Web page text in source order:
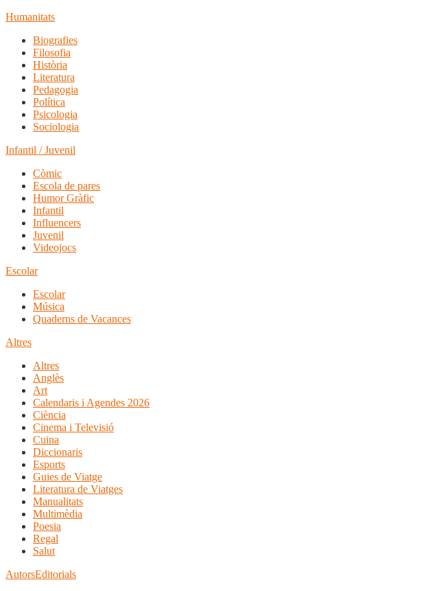
Humanitats
Biografies
Filosofia
Història
Literatura
Pedagogia
Política
Psicologia
Sociologia
Infantil / Juvenil
Còmic
Escola de pares
Humor Gràfic
Infantil
Influencers
Juvenil
Videojocs
Escolar
Escolar
Música
Quaderns de Vacances
Altres
Altres
Anglès
Art
Calendaris i Agendes 2026
Ciència
Cinema i Televisió
Cuina
Diccionaris
Esports
Guies de Viatge
Literatura de Viatges
Manualitats
Multimèdia
Poesia
Regal
Salut
AutorsEditorials